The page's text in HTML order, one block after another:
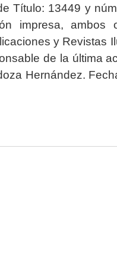
Título: 13449 y
impresa, ambos
y Revistas
de la última
Hernández.